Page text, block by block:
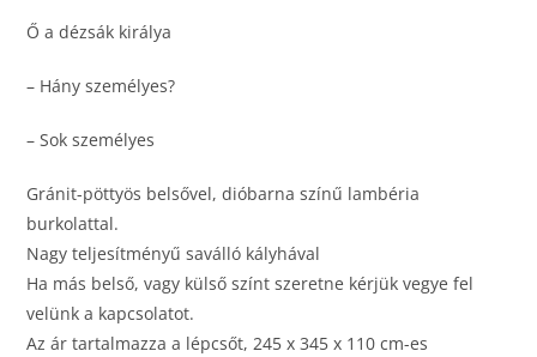
Ő a dézsák királya
– Hány személyes?
– Sok személyes
Gránit-pöttyös belsővel, dióbarna színű lambéria
burkolattal.
Nagy teljesítményű saválló kályhával
Ha más belső, vagy külső színt szeretne kérjük vegye fel
velünk a kapcsolatot.
Az ár tartalmazza a lépcsőt, 245 x 345 x 110 cm-es